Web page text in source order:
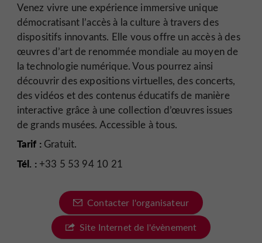
Venez vivre une expérience immersive unique
démocratisant l’accès à la culture à travers des
dispositifs innovants. Elle vous offre un accès à des
œuvres d’art de renommée mondiale au moyen de
la technologie numérique. Vous pourrez ainsi
découvrir des expositions virtuelles, des concerts,
des vidéos et des contenus éducatifs de manière
interactive grâce à une collection d’œuvres issues
de grands musées. Accessible à tous.
Tarif :Gratuit.
Tél. :+33 5 53 94 10 21
Contacter l'organisateur
Site Internet de l'évènement